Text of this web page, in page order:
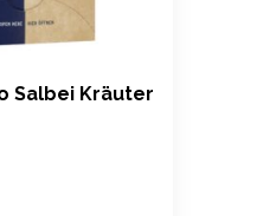
Salbei Kräuter